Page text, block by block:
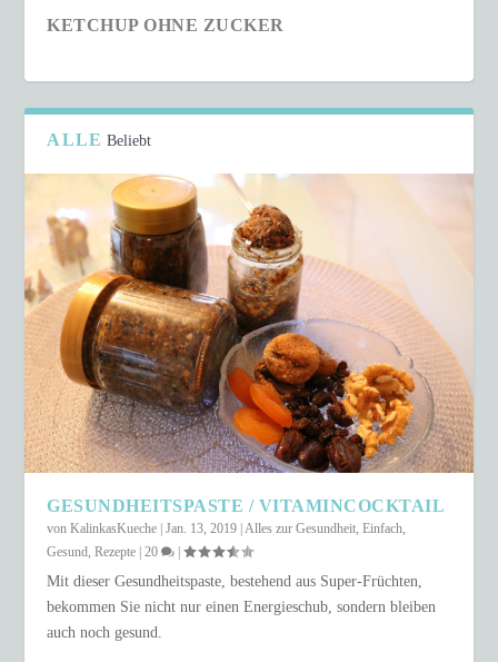
KETCHUP OHNE ZUCKER
SCHNELLER COUSCOUS-SALAT IN NUR 15
MINUTEN
ALLE Beliebt
GESUNDHEITSPASTE / VITAMINCOCKTAIL
vonKalinkasKueche |Jan. 13, 2019 |Alles zur Gesundheit,Einfach,
Gesund,Rezepte |20 |
Mit dieser Gesundheitspaste, bestehend aus Super-Früchten,
bekommen Sie nicht nur einen Energieschub, sondern bleiben
auch noch gesund.